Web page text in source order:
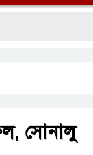
সোনালু